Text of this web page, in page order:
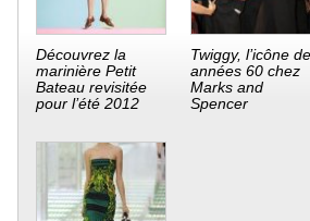
Découvrez la
marinière Petit
Bateau revisitée
pour l’été 2012
Twiggy, l’icône
années 60 chez
Marks and
Spencer